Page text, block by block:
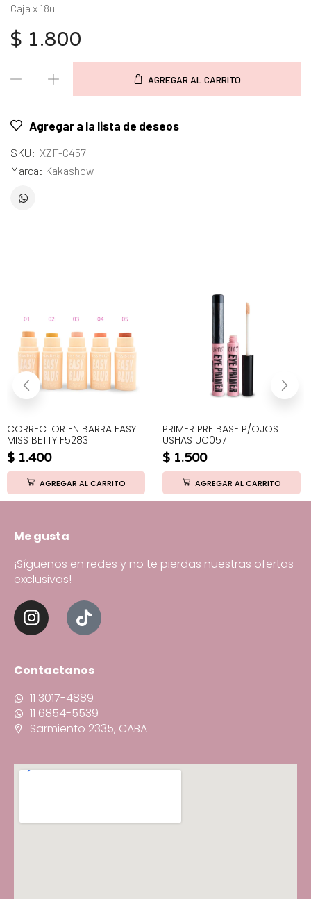
Caja x 18u
$ 1.800
AGREGAR AL CARRITO
Agregar a la lista de deseos
SKU: XZF-C457
Marca: Kakashow
CORRECTOR EN BARRA EASY
MISS BETTY F5283
$ 1.400
AGREGAR AL CARRITO
PRIMER PRE BASE P/OJOS
USHAS UC057
$ 1.500
AGREGAR AL CARRITO
Me gusta
¡Síguenos en redes y no te pierdas nuestras ofertas
exclusivas!
Contactanos
11 3017-4889
11 6854-5539
Sarmiento 2335, CABA